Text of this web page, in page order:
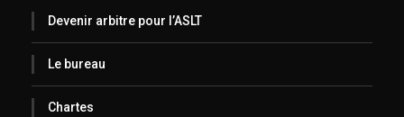
Devenir arbitre pour l’ASLT
Le bureau
Chartes